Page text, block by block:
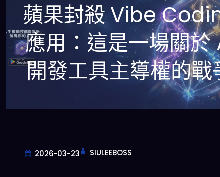
蘋果封殺 Vibe
應用：這是一場關於
開發工具主導權的戰
2026-03-23 SIULEEBOSS